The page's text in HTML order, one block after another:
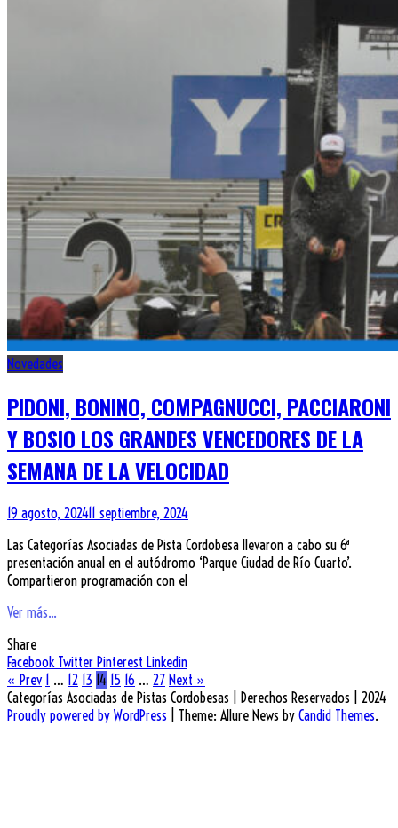
Novedades
PIDONI, BONINO, COMPAGNUCCI, PACCIARONI
Y BOSIO LOS GRANDES VENCEDORES DE LA
SEMANA DE LA VELOCIDAD
19 agosto, 202411 septiembre, 2024
Las Categorías Asociadas de Pista Cordobesa llevaron a cabo su 6ª
presentación anual en el autódromo ‘Parque Ciudad de Río Cuarto’.
Compartieron programación con el
Ver más...
Share
Facebook Twitter Pinterest Linkedin
« Prev 1 … 12 13 14 15 16 … 27 Next »
Categorías Asociadas de Pistas Cordobesas | Derechos Reservados | 2024
Proudly powered by WordPress
Theme: Allure News by Candid Themes.